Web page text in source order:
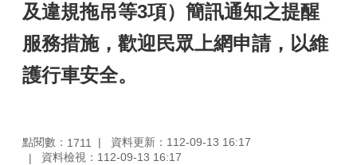
及違規拖吊等3項）簡訊通知之提醒
服務措施，歡迎民眾上網申請，以維
護行車安全。
點閱數： 1711
資料更新：112-09-13 16:17
資料檢視：112-09-13 16:17